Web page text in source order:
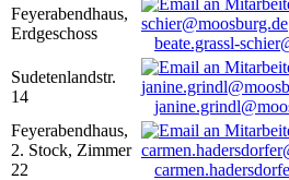
Feyerabendhaus,
Erdgeschoss
beate.grassl-
Sudetenlandstr.
14
Feyerabendhaus,
2. Stock, Zimmer
22